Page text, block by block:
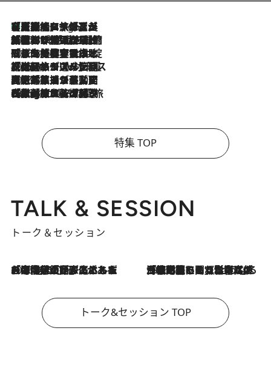
3 Hours Ago
【厳選旅コスメ】「多機能アイテムがメイン！」旅好き美容エディターが選んだ夏旅ベストコスメを発表【Mサイズジップ】
2026.8.6
「荷物が増えるほど旅ストレスは増す」美容ジャーナリストがたどり着いた最終結論。“化粧品を劇的に減らす”感動の凝縮美容とは
2026.8.6
「旅先には金髪ウィッグを持参」日本と同じメイクでは損してる!? 美容ジャーナリストが提案する“掟破りの旅美容”とは
2026.8.6
【厳選旅コスメ】「身軽さ＆UV対策重視！」ヘアアーティストshucoが選んだ夏旅ベストコスメを発表【Mサイズジップ】
2026.8.5
【厳選旅コスメ】国内をあちこち移動する河井菜摘が選んだ夏旅ベストコスメ発表！「リラックスアイテムはマスト」【Mサイズジップ】
2026.8.4
【厳選旅コスメ】「紫外線＆乾燥対策しながらメイク感も！」ヘア＆メイクGeorgeが選んだ夏旅ベストコスメを発表！【Mサイズジップ】
特集 TOP
TALK & SESSION
トーク＆セッション
2026.8.3
「今後値上げがあるとすれば…」「リスクがあるのは今年の冬」エネルギー専門家が語る、ホルムズ海峡封鎖が家庭にもたらす“ある心配” 2026.8.3
「住宅建てられない…」「サーチャージ料の高値が続いている」ホルムズ海峡封鎖による影響はいつまで続く？《エネルギー専門家に聞く“どうなる日本の暮らし”》
トーク&セッション TOP